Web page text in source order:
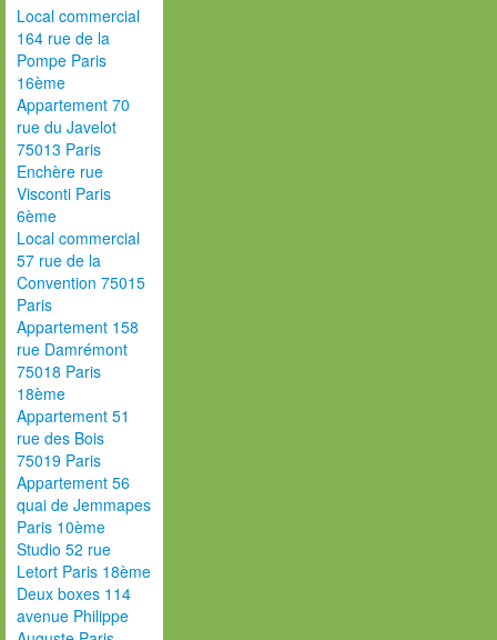
Local commercial
164 rue de la
Pompe Paris
16ème
Appartement 70
rue du Javelot
75013 Paris
Enchère rue
Visconti Paris
6ème
Local commercial
57 rue de la
Convention 75015
Paris
Appartement 158
rue Damrémont
75018 Paris
18ème
Appartement 51
rue des Bois
75019 Paris
Appartement 56
quai de Jemmapes
Paris 10ème
Studio 52 rue
Letort Paris 18ème
Deux boxes 114
avenue Philippe